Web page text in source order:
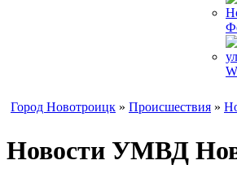
Город Новотроицк » Происшествия »
Новости УМВД